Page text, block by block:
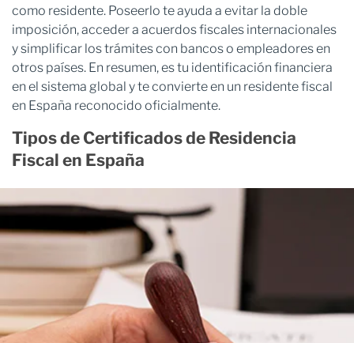
como residente. Poseerlo te ayuda a evitar la doble
imposición, acceder a acuerdos fiscales internacionales
y simplificar los trámites con bancos o empleadores en
otros países. En resumen, es tu identificación financiera
en el sistema global y te convierte en un residente fiscal
en España reconocido oficialmente.
Tipos de Certificados de Residencia
Fiscal en España